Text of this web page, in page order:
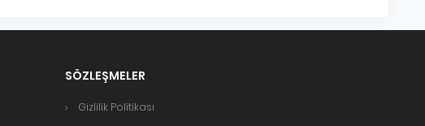
SÖZLEŞMELER
Gizlilik Politikası